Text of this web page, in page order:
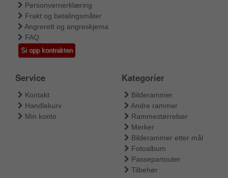
Personvernerklæring
Frakt og betalingsmåter
Angrerett og angreskjema
FAQ
Si opp kontrakten
Service
Kontakt
Handlekurv
Min konto
Kategorier
Bilderammer
Andre rammer
Rammestørrelser
Merker
Bilderammer etter mål
Fotoalbum
Passepartouter
Tilbehør